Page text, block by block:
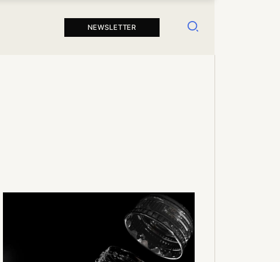
NEWSLETTER Suchen